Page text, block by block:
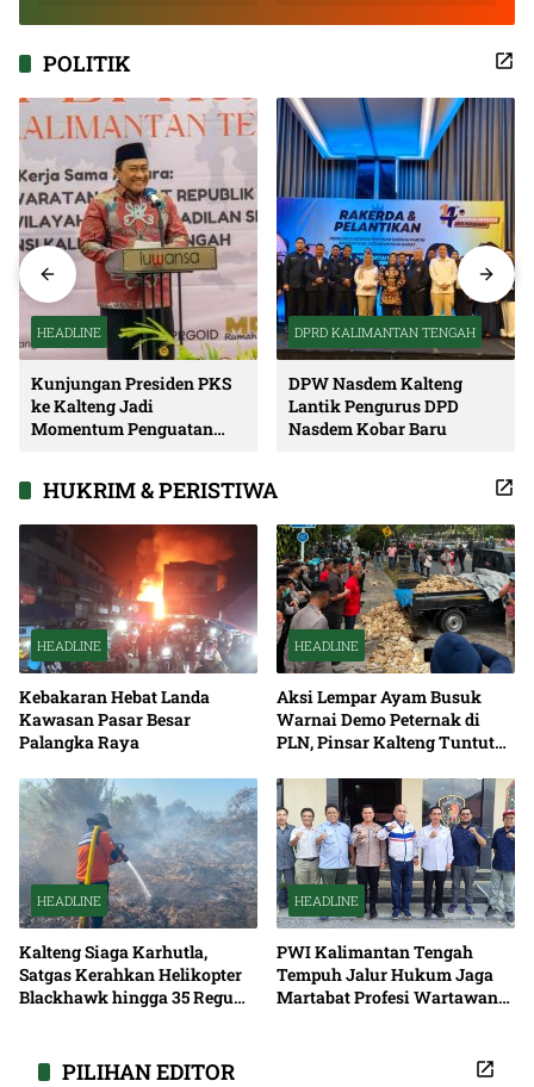
POLITIK
HEADLINE
Kunjungan Presiden PKS
ke Kalteng Jadi
Momentum Penguatan
DPRD KALIMANTAN TENGAH
DPW Nasdem Kalteng
Lantik Pengurus DPD
Nasdem Kobar Baru
HUKRIM & PERISTIWA
HEADLINE
Kebakaran Hebat Landa
Kawasan Pasar Besar
Palangka Raya
HEADLINE
Aksi Lempar Ayam Busuk
Warnai Demo Peternak di
PLN, Pinsar Kalteng Tuntut
HEADLINE
Kalteng Siaga Karhutla,
Satgas Kerahkan Helikopter
Blackhawk hingga 35 Regu
HEADLINE
PWI Kalimantan Tengah
Tempuh Jalur Hukum Jaga
Martabat Profesi Wartawan
PILIHAN EDITOR